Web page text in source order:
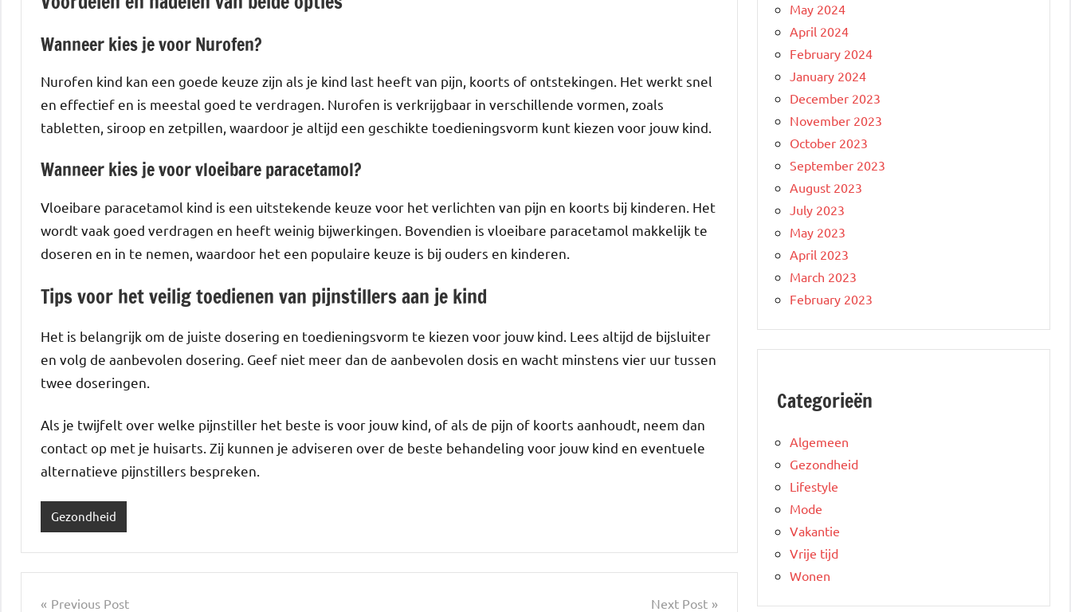
Wanneer kies je voor Nurofen?
Nurofen kind kan een goede keuze zijn als je kind last heeft van pijn, koorts of ontstekingen. Het werkt snel
en effectief en is meestal goed te verdragen. Nurofen is verkrijgbaar in verschillende vormen, zoals
tabletten, siroop en zetpillen, waardoor je altijd een geschikte toedieningsvorm kunt kiezen voor jouw kind.
Wanneer kies je voor vloeibare paracetamol?
Vloeibare paracetamol kind is een uitstekende keuze voor het verlichten van pijn en koorts bij kinderen. Het
wordt vaak goed verdragen en heeft weinig bijwerkingen. Bovendien is vloeibare paracetamol makkelijk te
doseren en in te nemen, waardoor het een populaire keuze is bij ouders en kinderen.
Tips voor het veilig toedienen van pijnstillers aan je kind
Het is belangrijk om de juiste dosering en toedieningsvorm te kiezen voor jouw kind. Lees altijd de bijsluiter
en volg de aanbevolen dosering. Geef niet meer dan de aanbevolen dosis en wacht minstens vier uur tussen
twee doseringen.
Als je twijfelt over welke pijnstiller het beste is voor jouw kind, of als de pijn of koorts aanhoudt, neem dan
contact op met je huisarts. Zij kunnen je adviseren over de beste behandeling voor jouw kind en eventuele
alternatieve pijnstillers bespreken.
Gezondheid
Post
Previous Post Next Post
May 2024
April 2024
February 2024
January 2024
December 2023
November 2023
October 2023
September 2023
August 2023
July 2023
May 2023
April 2023
March 2023
February 2023
Categorieën
Algemeen
Gezondheid
Lifestyle
Mode
Vakantie
Vrije tijd
Wonen